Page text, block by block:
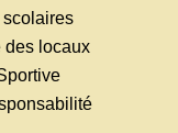
scolaires
des locaux